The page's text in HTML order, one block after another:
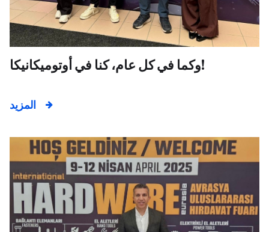
وكما في كل عام، كنا في أوتوميكانيكا!
المزيد